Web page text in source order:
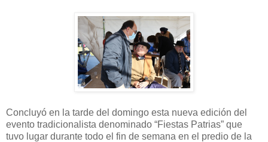
Concluyó en la tarde del domingo esta nueva edición del
evento tradicionalista denominado “Fiestas Patrias” que
tuvo lugar durante todo el fin de semana en el predio de la